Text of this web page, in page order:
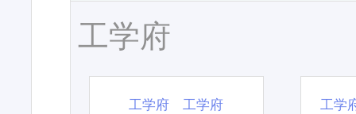
工学府
工学府 工学府 工学